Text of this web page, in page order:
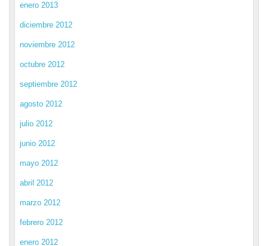
enero 2013
diciembre 2012
noviembre 2012
octubre 2012
septiembre 2012
agosto 2012
julio 2012
junio 2012
mayo 2012
abril 2012
marzo 2012
febrero 2012
enero 2012